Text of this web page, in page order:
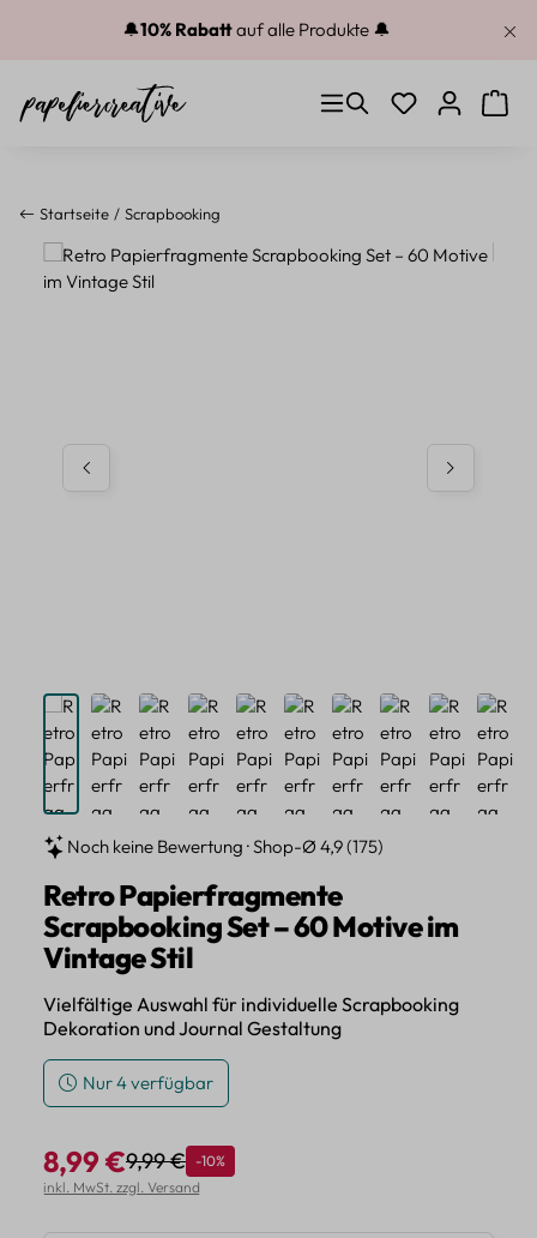
Zum Hauptinhalt springen
🔔10% Rabattauf alle Produkte 🔔
Du hast 0
Startseite Scrapbooking
Bildergalerie überspringen
Noch keine Bewertung · Shop-Ø 4,9 (175)
Retro Papierfragmente
Scrapbooking Set – 60 Motive im
Vintage Stil
Vielfältige Auswahl für individuelle Scrapbooking
Dekoration und Journal Gestaltung
Nur 4 verfügbar
Verkaufspreis:
8,99 €Regulärer Preis:
9,99 € Rabatt
-10%
inkl. MwSt. zzgl. Versand